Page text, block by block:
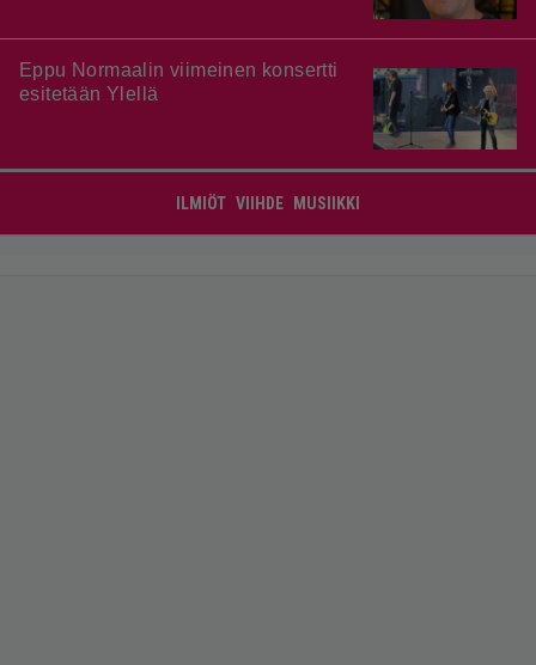
Eppu Normaalin viimeinen konsertti
esitetään Ylellä
ILMIÖT VIIHDE MUSIIKKI